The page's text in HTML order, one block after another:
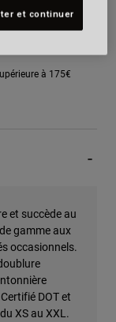
à 175€
et succède au
gamme aux
occasionnels.
DOT et
XS au XXL.
et continuer